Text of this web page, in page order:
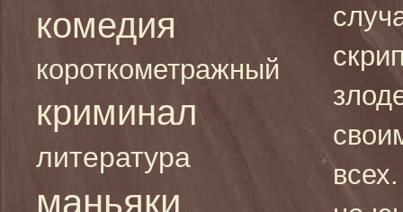
комедия
короткометражный
криминал
литература
маньяки